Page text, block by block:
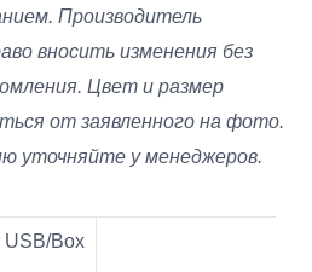
Производитель
вносить изменения без
Цвет и размер
от заявленного на фото.
уточняйте у менеджеров.
USB/Box